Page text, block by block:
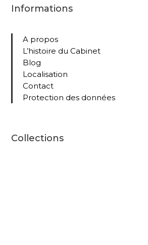
Informations
A propos
L’histoire du Cabinet
Blog
Localisation
Contact
Protection des données
Collections